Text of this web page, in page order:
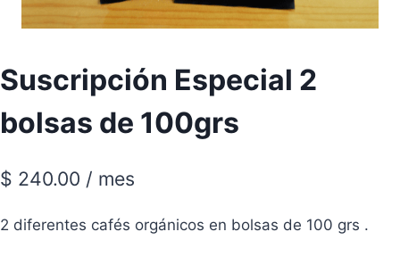
Suscripción Especial 2
bolsas de 100grs
$ 240.00 / mes
2 diferentes cafés orgánicos en bolsas de 100 grs .